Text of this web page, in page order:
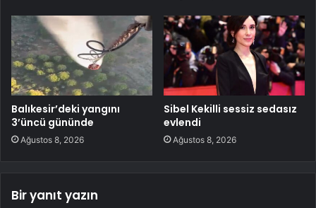
Balıkesir’deki yangını
3’üncü gününde
Ağustos 8, 2026
Sibel Kekilli sessiz sedasız
evlendi
Ağustos 8, 2026
Bir yanıt yazın